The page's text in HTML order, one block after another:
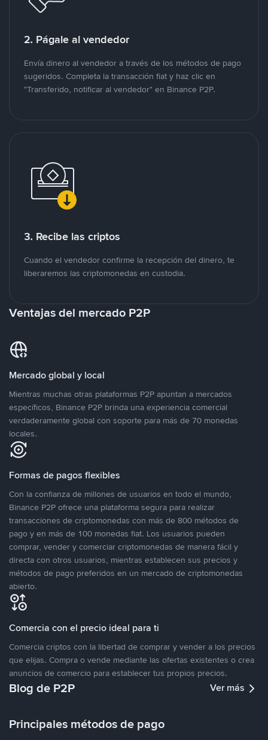
2. Págale al vendedor
Envía dinero al vendedor a través de los métodos de pago
sugeridos. Completa la transacción fiat y haz clic en
"Transferido, notificar al vendedor" en Binance P2P.
3. Recibe las criptos
Cuando el vendedor confirme la recepción del dinero, te
liberaremos las criptomonedas en custodia.
Ventajas del mercado P2P
Mercado global y local
Mientras muchas otras plataformas P2P apuntan a mercados
específicos, Binance P2P brinda una experiencia comercial
verdaderamente global con soporte para más de 70 monedas
locales.
Formas de pagos flexibles
Con la confianza de millones de usuarios en todo el mundo,
Binance P2P ofrece una plataforma segura para realizar
transacciones de criptomonedas con más de 800 métodos de
pago y en más de 100 monedas fiat. Los usuarios pueden
comprar, vender y comerciar criptomonedas de manera fácil y
directa con otros usuarios, mientras establecen sus precios y
métodos de pago preferidos en un mercado de criptomonedas
abierto.
Comercia con el precio ideal para ti
Comercia criptos con la libertad de comprar y vender a los precios
que elijas. Compra o vende mediante las ofertas existentes o crea
anuncios de comercio para establecer tus propios precios.
Blog de P2P Ver más
Principales métodos de pago